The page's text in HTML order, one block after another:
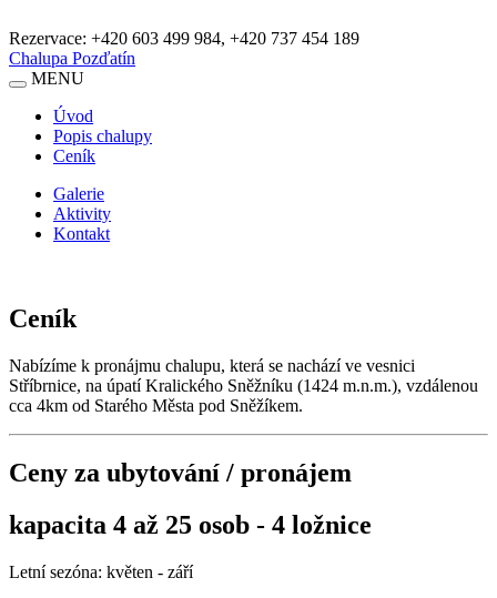
Rezervace: +420 603 499 984, +420 737 454 189
Chalupa Pozďatín
MENU
Úvod
Popis chalupy
Ceník
Galerie
Aktivity
Kontakt
Ceník
Nabízíme k pronájmu chalupu, která se nachází ve vesnici
Stříbrnice, na úpatí Kralického Sněžníku (1424 m.n.m.), vzdálenou
cca 4km od Starého Města pod Sněžíkem.
Ceny za ubytování / pronájem
kapacita 4 až 25 osob - 4 ložnice
Letní sezóna: květen - září